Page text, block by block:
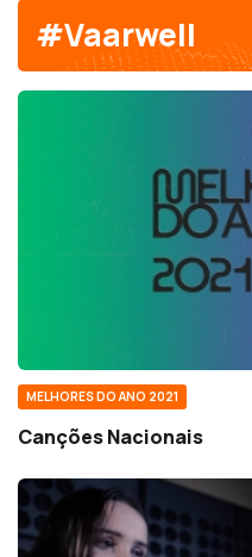
#Vaarwell
MELHORES DO ANO 2021
Canções Nacionais